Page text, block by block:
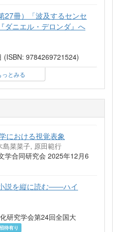
27冊）「波及するセンセ
ニエル・デロンダ』へ
(ISBN: 9784269721524)
っとみる
における視覚表象
島菜菜子, 原田範行
学合同研究会 2025年12月6
説を縦に読む――ハイ
研究学会第24回全国大
待有り